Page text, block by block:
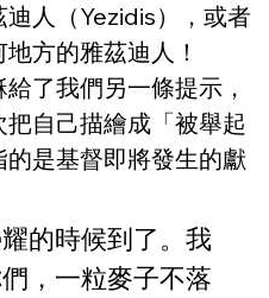
人（Yezidis），或者
方的雅茲迪人！
了我們另一條提示，
自己描繪成「被舉起
是基督即將發生的獻
的時候到了。我
，一粒麥子不落